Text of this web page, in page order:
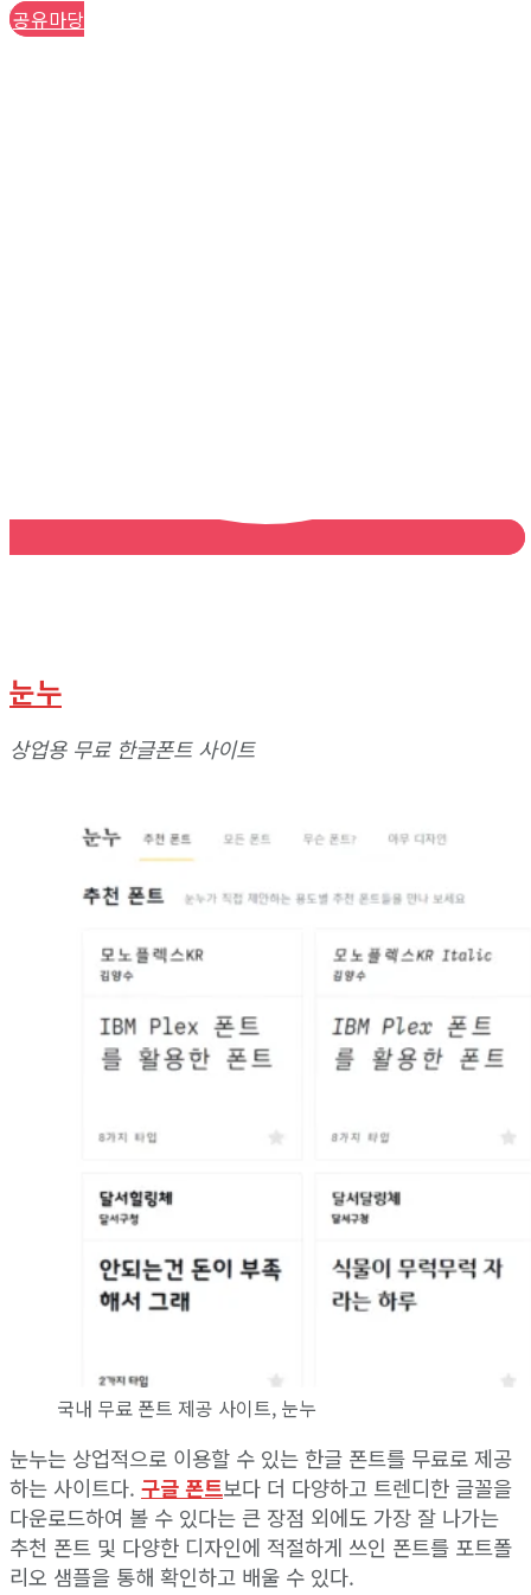
공유마당
눈누
상업용 무료한글폰트사이트
국내 무료 폰트 제공 사이트, 눈누
눈누는 상업적으로 이용할 수 있는 한글 폰트를 무료로 제공
하는 사이트다. 구글 폰트보다 더 다양하고 트렌디한 글꼴을
다운로드하여 볼 수 있다는 큰 장점 외에도 가장 잘 나가는
추천 폰트 및 다양한 디자인에 적절하게 쓰인 폰트를 포트폴
리오 샘플을 통해 확인하고 배울 수 있다.